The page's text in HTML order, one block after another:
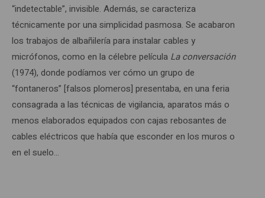
“indetectable”, invisible. Además, se caracteriza
técnicamente por una simplicidad pasmosa. Se acabaron
los trabajos de albañilería para instalar cables y
micrófonos, como en la célebre película La conversación
(1974), donde podíamos ver cómo un grupo de
“fontaneros” [falsos plomeros] presentaba, en una feria
consagrada a las técnicas de vigilancia, aparatos más o
menos elaborados equipados con cajas rebosantes de
cables eléctricos que había que esconder en los muros o
en el suelo…